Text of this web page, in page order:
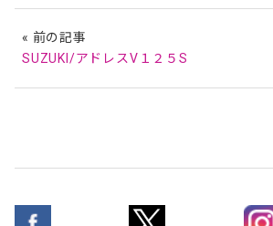
« 前の記事
SUZUKI/アドレスV１２５S